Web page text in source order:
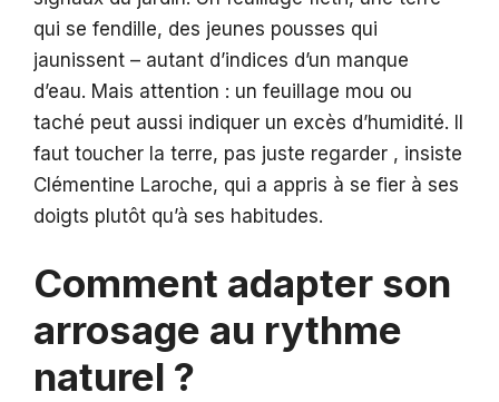
qui se fendille, des jeunes pousses qui
jaunissent – autant d’indices d’un manque
d’eau. Mais attention : un feuillage mou ou
taché peut aussi indiquer un excès d’humidité. Il
faut toucher la terre, pas juste regarder , insiste
Clémentine Laroche, qui a appris à se fier à ses
doigts plutôt qu’à ses habitudes.
Comment adapter son
arrosage au rythme
naturel ?